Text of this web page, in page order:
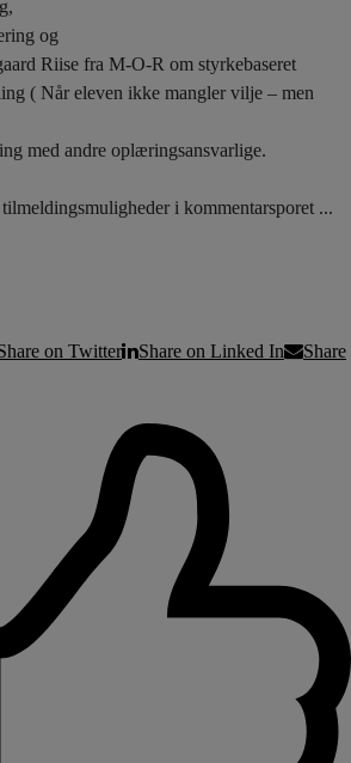
og
Riise fra M-O-R om styrkebaseret
( Når eleven ikke mangler vilje – men
med andre oplæringsansvarlige.
i kommentarsporet ...
on Twitter Share on Linked In
Share